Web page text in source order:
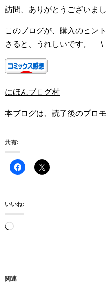
訪問、ありがとうございま
このブログが、購入のヒン
さると、うれしいです。 \
にほんブログ村
本ブログは、読了後のプロ
共有:
いいね:
読
み
中…
関連